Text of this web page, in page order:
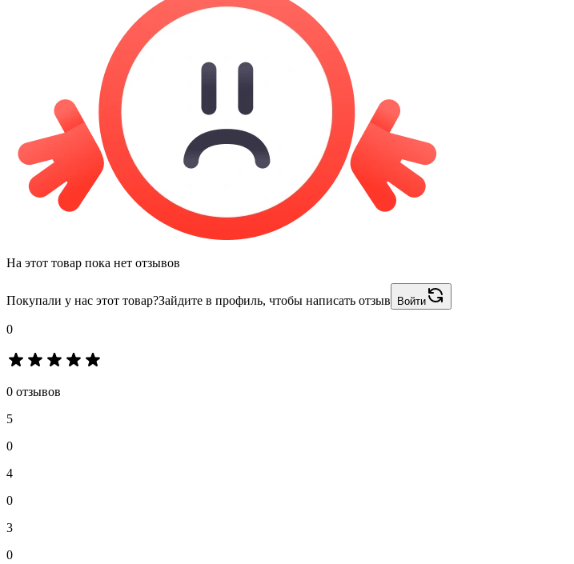
На этот товар пока нет отзывов
Покупали у нас этот товар?Зайдите в профиль, чтобы написать отзыв Войти
0
0 отзывов
5
0
4
0
3
0